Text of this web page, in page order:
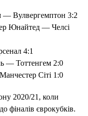
Вулвергемптон 3:2
Юнайтед — Челсі
4:1
— Тоттенгем 2:0
Сіті 1:0
2020/21, коли
фіналів єврокубків.